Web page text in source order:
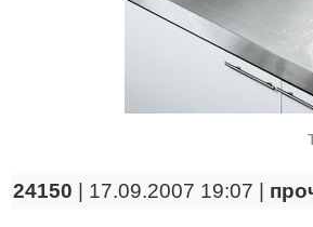
24150 | 17.09.2007 19:07 |